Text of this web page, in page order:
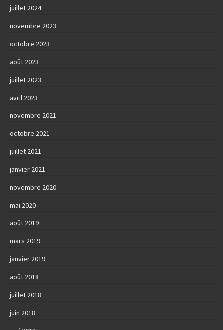
juillet 2024
novembre 2023
octobre 2023
août 2023
juillet 2023
avril 2023
novembre 2021
octobre 2021
juillet 2021
janvier 2021
novembre 2020
mai 2020
août 2019
mars 2019
janvier 2019
août 2018
juillet 2018
juin 2018